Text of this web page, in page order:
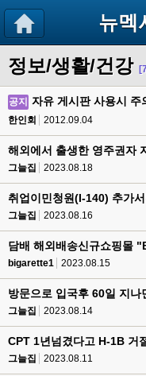
뉴멕
정보/생활/건강
공지 자유 게시판 사용시 주
한인회 2012.09.04
해외에서 출생한 영주권자
그늘집 2023.08.18
취업이민청원(I-140) 추가
그늘집 2023.08.16
담배 해외배송신규쇼핑몰
bigarette1 2023.08.15
방문으로 입국후 60일 지나
그늘집 2023.08.14
CPT 1년넘겼다고 H-1B 거
그늘집 2023.08.11